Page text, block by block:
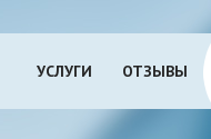
УСЛУГИ ОТЗЫВЫ